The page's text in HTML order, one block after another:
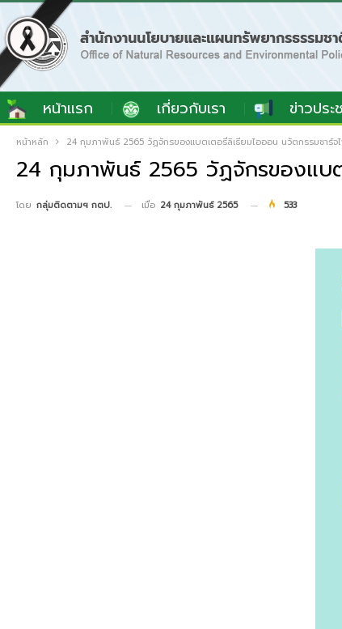
หน้าแรก เกี่ยวกับเรา ข่าวปร
หน้าหลัก 24 กุมภาพันธ์ 2565 วัฏจักรของแบตเตอรี่ลิเธียมไอออน นวัตกรรมชาร์จไ
24 กุมภาพันธ์ 2565 วัฏจักรของแบต
โดย กลุ่มติดตามฯ กตป. เมื่อ 24 กุมภาพันธ์ 2565 533